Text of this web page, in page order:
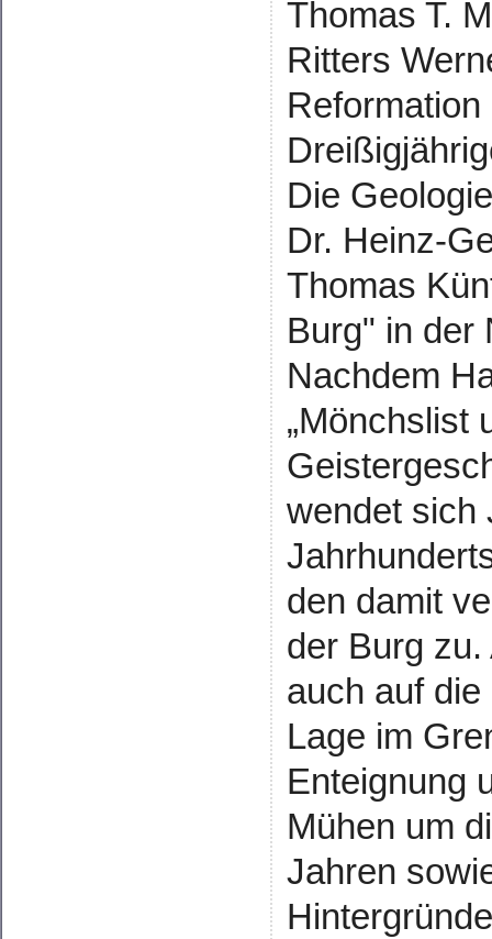
Thomas T.
Ritters
Die
Dr. Heinz-
Thomas
Burg" in der
Nachdem
„Mönchslist
wendet sich
den damit
der Burg
auch auf
Lage im
Enteignung
Mühen um
Jahren